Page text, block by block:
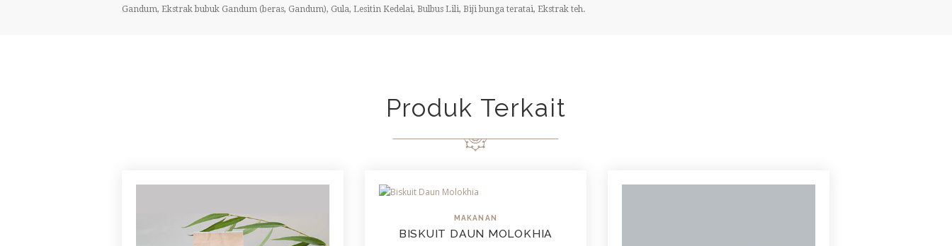
Gandum, Ekstrak bubuk Gandum (beras, Gandum), Gula, Lesitin Kedelai, Bulbus Lili, Biji bunga teratai, Ekstrak teh.
Produk Terkait
MAKANAN
BISKUIT DAUN MOLOKHIA